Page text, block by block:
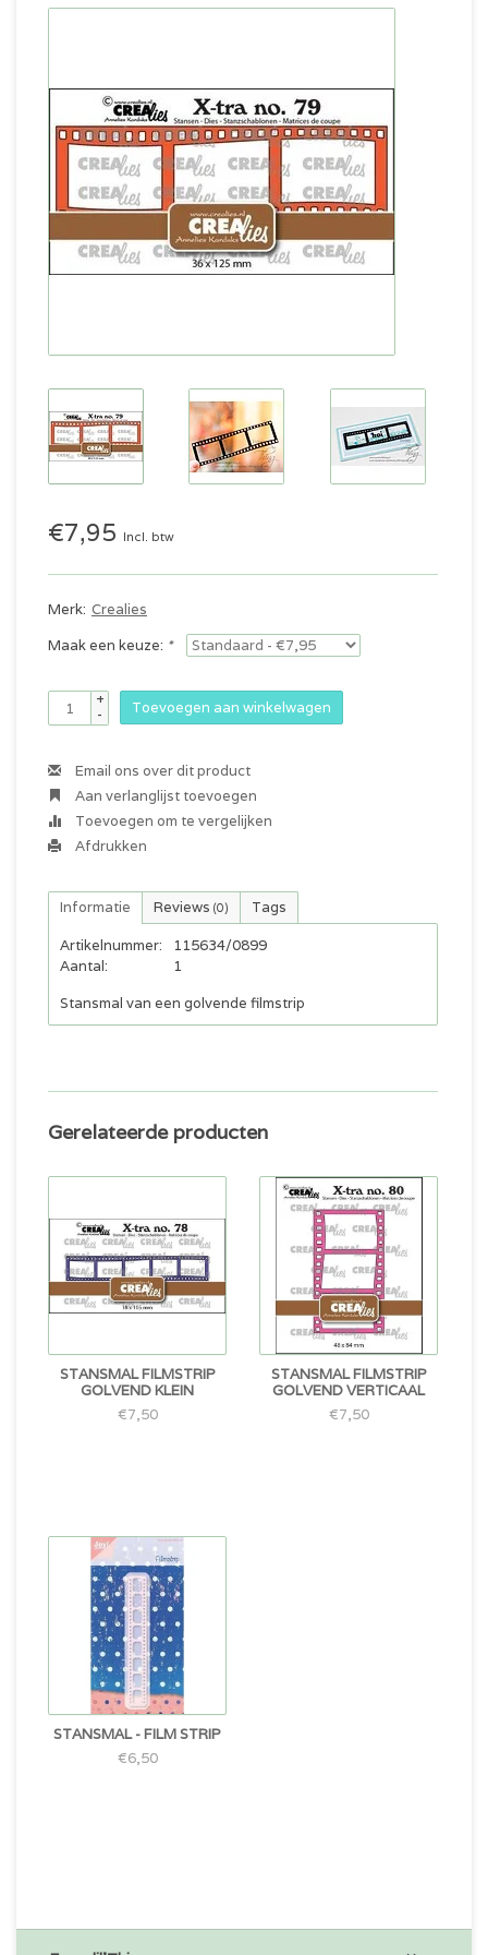
€7,95 Incl. btw
Merk: Crealies
Maak een keuze: *
+
-
Toevoegen aan winkelwagen
Email ons over dit product
Aan verlanglijst toevoegen
Toevoegen om te vergelijken
Afdrukken
Informatie Reviews (0) Tags
Artikelnummer:
115634/0899
Aantal:
1
Stansmal van een golvende filmstrip
Gerelateerde producten
STANSMAL FILMSTRIP
GOLVEND KLEIN
€7,50
STANSMAL FILMSTRIP
GOLVEND VERTICAAL
€7,50
STANSMAL - FILM STRIP
€6,50